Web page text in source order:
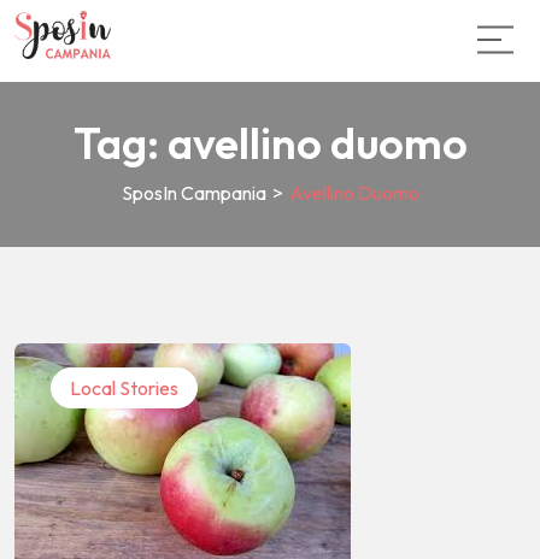
Tag: avellino duomo
SposIn Campania > Avellino Duomo
Local Stories